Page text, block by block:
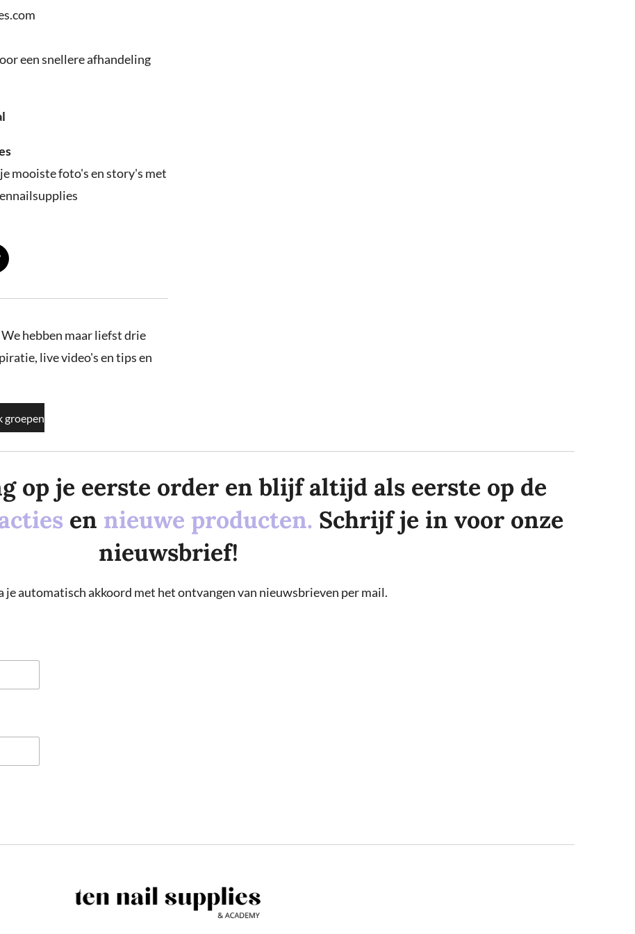
een snellere afhandeling
mooiste foto's en story's met
hebben maar liefst drie
live video's en tips en
groepen
op je eerste order en blijf altijd als eerste op de
en nieuwe producten. Schrijf je in voor onze
nieuwsbrief!
automatisch akkoord met het ontvangen van nieuwsbrieven per mail.